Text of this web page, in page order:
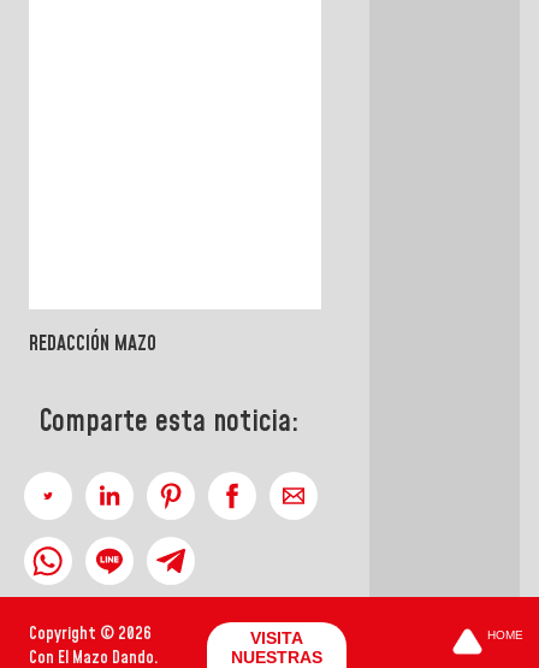
REDACCIÓN MAZO
Comparte esta noticia:
Copyright © 2026
Con El Mazo Dando.
VISITA
NUESTRAS
HOME